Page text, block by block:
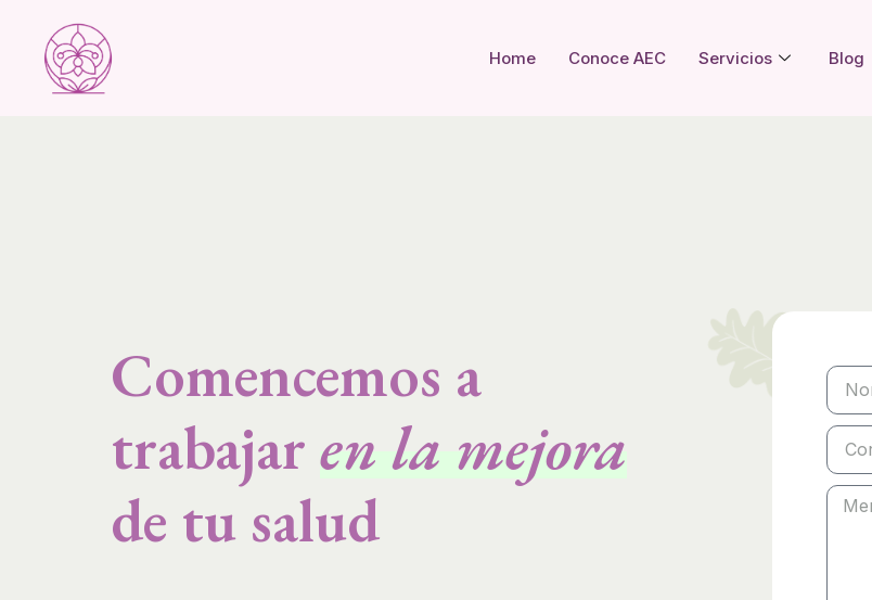
Home Conoce AEC Servicios Blog
Comencemos a
trabajaren la mejora
de tu salud